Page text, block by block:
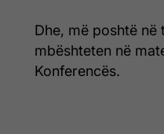
Dhe, më poshtë në
mbështeten në
Konferencës.